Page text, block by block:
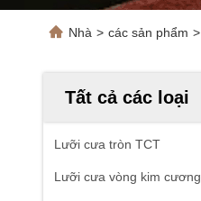
Nhà > các sản phẩm >
Tất cả các loại
Lưỡi cưa tròn TCT
Lưỡi cưa vòng kim cương